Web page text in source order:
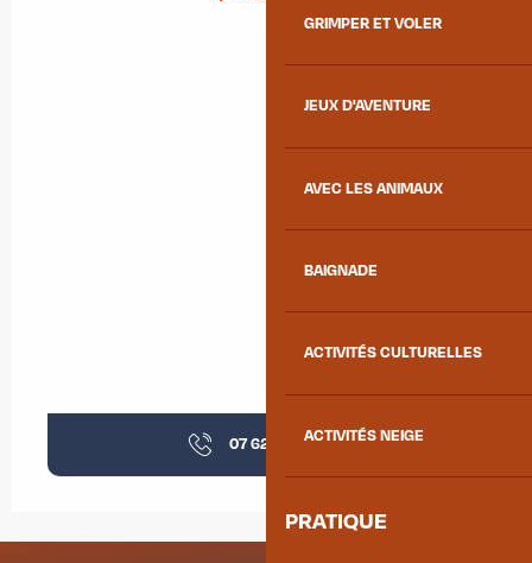
GRIMPER ET VOLER
JEUX D'AVENTURE
AVEC LES ANIMAUX
BAIGNADE
ACTIVITÉS CULTURELLES
ACTIVITÉS NEIGE
PRATIQUE
07 62 04 85▒▒